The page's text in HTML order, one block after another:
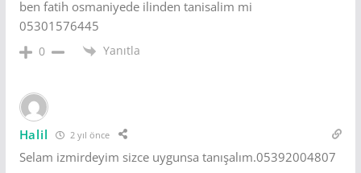
ben fatih osmaniyede ilinden tanisalim mi
05301576445
0 Yanıtla
Halil 2 yıl önce
Selam izmirdeyim sizce uygunsa tanışalım.05392004807